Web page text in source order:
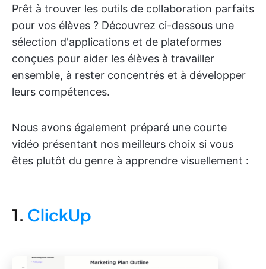
Prêt à trouver les outils de collaboration parfaits
pour vos élèves ? Découvrez ci-dessous une
sélection d'applications et de plateformes
conçues pour aider les élèves à travailler
ensemble, à rester concentrés et à développer
leurs compétences.
Nous avons également préparé une courte
vidéo présentant nos meilleurs choix si vous
êtes plutôt du genre à apprendre visuellement :
1. ClickUp